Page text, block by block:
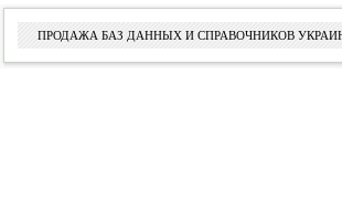
ПРОДАЖА БАЗ ДАННЫХ И СПРАВОЧНИКОВ